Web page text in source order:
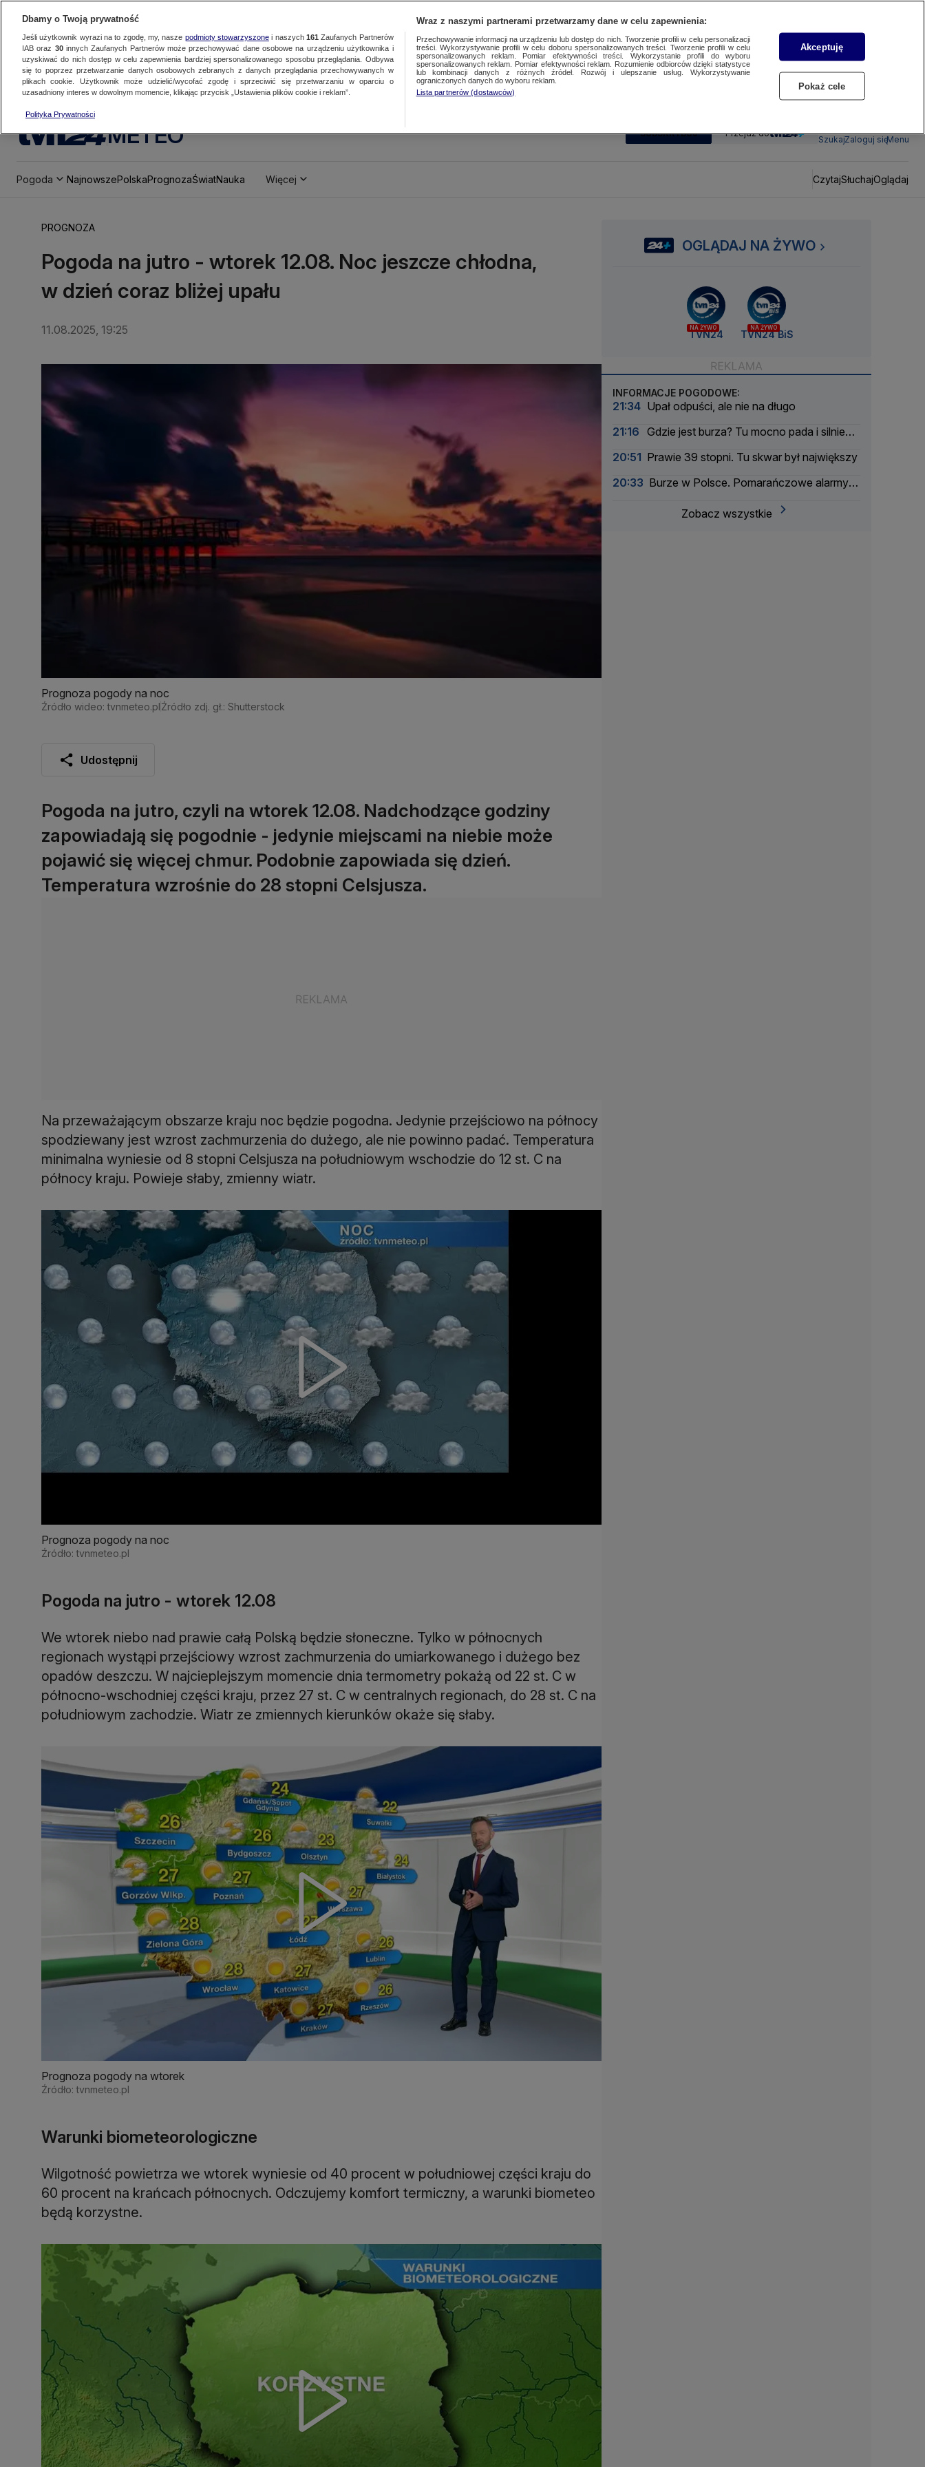
METEO SUBSKRYBUJ Przejdź do
SzukajZaloguj sięMenu
Pogoda NajnowszePolskaPrognozaŚwiatNauka Więcej CzytajSłuchajOglądaj
PROGNOZA
Pogoda na jutro - wtorek 12.08. Noc jeszcze chłodna,
w dzień coraz bliżej upału
11.08.2025, 19:25
Prognoza pogody na noc
Źródło wideo: tvnmeteo.plŹródło zdj. gł.: Shutterstock
Udostępnij
Pogoda na jutro, czyli na wtorek 12.08. Nadchodzące godziny
zapowiadają się pogodnie - jedynie miejscami na niebie może
pojawić się więcej chmur. Podobnie zapowiada się dzień.
Temperatura wzrośnie do 28 stopni Celsjusza.
Na przeważającym obszarze kraju noc będzie pogodna. Jedynie przejściowo na północy
spodziewany jest wzrost zachmurzenia do dużego, ale nie powinno padać. Temperatura
minimalna wyniesie od 8 stopni Celsjusza na południowym wschodzie do 12 st. C na
północy kraju. Powieje słaby, zmienny wiatr.
Prognoza pogody na noc
Źródło: tvnmeteo.pl
Pogoda na jutro - wtorek 12.08
We wtorek niebo nad prawie całą Polską będzie słoneczne. Tylko w północnych
regionach wystąpi przejściowy wzrost zachmurzenia do umiarkowanego i dużego bez
opadów deszczu. W najcieplejszym momencie dnia termometry pokażą od 22 st. C w
północno-wschodniej części kraju, przez 27 st. C w centralnych regionach, do 28 st. C na
południowym zachodzie. Wiatr ze zmiennych kierunków okaże się słaby.
Prognoza pogody na wtorek
Źródło: tvnmeteo.pl
Warunki biometeorologiczne
Wilgotność powietrza we wtorek wyniesie od 40 procent w południowej części kraju do
60 procent na krańcach północnych. Odczujemy komfort termiczny, a warunki biometeo
będą korzystne.
OGLĄDAJ NA ŻYWO
NA ŻYWO
TVN24
NA ŻYWO
TVN24 BiS
INFORMACJE POGODOWE:
21:34 Upał odpuści, ale nie na długo
21:16 Gdzie jest burza? Tu mocno pada i silnie
20:51 Prawie 39 stopni. Tu skwar był największy
20:33 Burze w Polsce. Pomarańczowe alarmy w
Zobacz wszystkie
Dbamy o Twoją prywatność
Jeśli użytkownik wyrazi na to zgodę, my, nasze podmioty stowarzyszonei naszych 161 Zaufanych Partnerów
IAB oraz 30innych Zaufanych Partnerów może przechowywać dane osobowe na urządzeniu użytkownika i
uzyskiwać do nich dostęp w celu zapewnienia bardziej spersonalizowanego sposobu przeglądania. Odbywa
się to poprzez przetwarzanie danych osobowych zebranych z danych przeglądania przechowywanych w
plikach cookie. Użytkownik może udzielić/wycofać zgodę i sprzeciwić się przetwarzaniu w oparciu o
uzasadniony interes w dowolnym momencie, klikając przycisk „Ustawienia plików cookie i reklam”.
Polityka Prywatności
Wraz z naszymi partnerami przetwarzamy dane w celu zapewnienia:
Przechowywanie informacji na urządzeniu lub dostęp do nich. Tworzenie profili w celu personalizacji
treści. Wykorzystywanie profili w celu doboru spersonalizowanych treści. Tworzenie profili w celu
spersonalizowanych reklam. Pomiar efektywności treści. Wykorzystanie profili do wyboru
spersonalizowanych reklam. Pomiar efektywności reklam. Rozumienie odbiorców dzięki statystyce
lub kombinacji danych z różnych źródeł. Rozwój i ulepszanie usług. Wykorzystywanie
ograniczonych danych do wyboru reklam.
Lista partnerów (dostawców)
Akceptuję
Pokaż cele